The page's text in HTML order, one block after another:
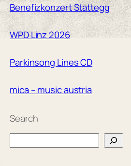
Benefizkonzert Stattegg
WPD Linz 2026
Parkinsong Lines CD
mica – music austria
Search